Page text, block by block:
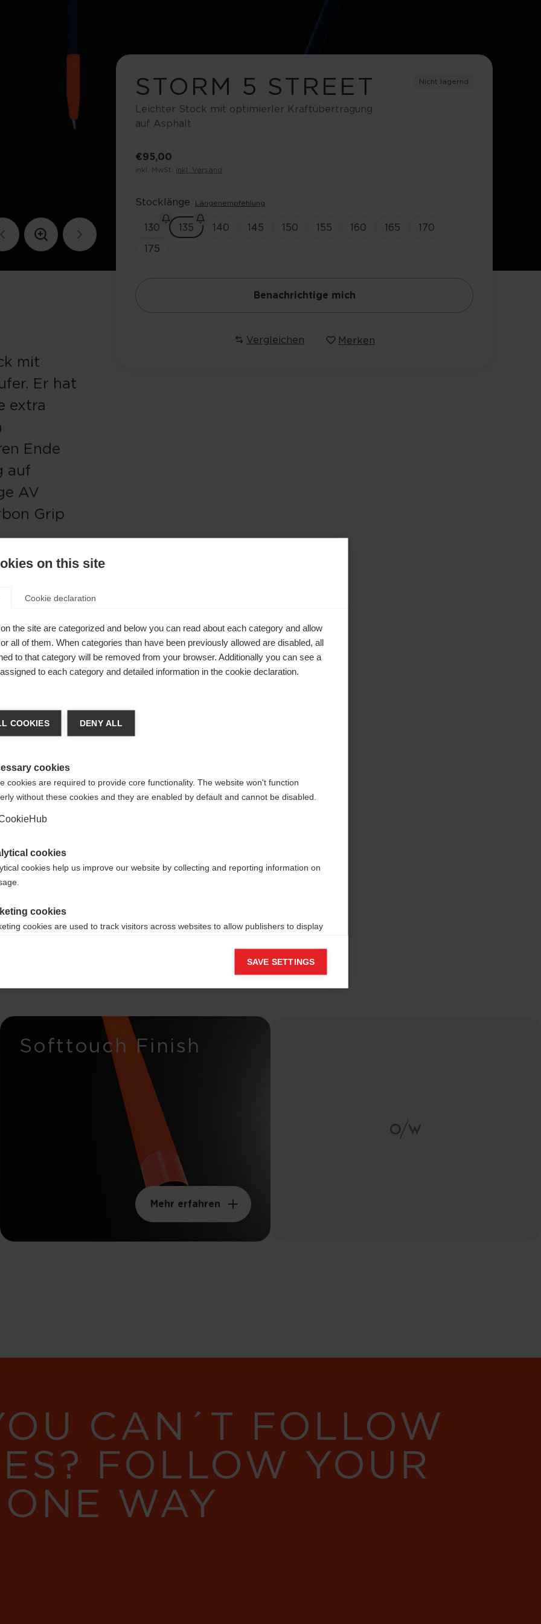
STORM 5 STREET
Leichter Stock mit optimierler Kraftübertragung
auf Asphalt
Nicht lagernd
€ 95,00
inkl. MwSt. inkl. Versand
Stocklänge Längenempfehlung
130 135 140 145 150 155 160 165
170
175
Benachrichtige mich
Vergleichen Merken
mit
Er hat
extra
Ende
auf
AV
Grip
mit
Softtouch Finish
Mehr erfahren
CAN´T FOLLOW
FOLLOW YOUR
WAY
wechseln
Staaten (Englisch)
Ja, ich möchte umgeleitet werden
on this site
Cookie declaration
the site are categorized and below you can read about each category and allow
all of them. When categories than have been previously allowed are disabled, all
to that category will be removed from your browser. Additionally you can see a
to each category and detailed information in the cookie declaration.
COOKIES DENY ALL
cookies
cookies are required to provide core functionality. The website won't function
without these cookies and they are enabled by default and cannot be disabled.
cookies
cookies help us improve our website by collecting and reporting information on
cookies
cookies are used to track visitors across websites to allow publishers to display
SAVE SETTINGS